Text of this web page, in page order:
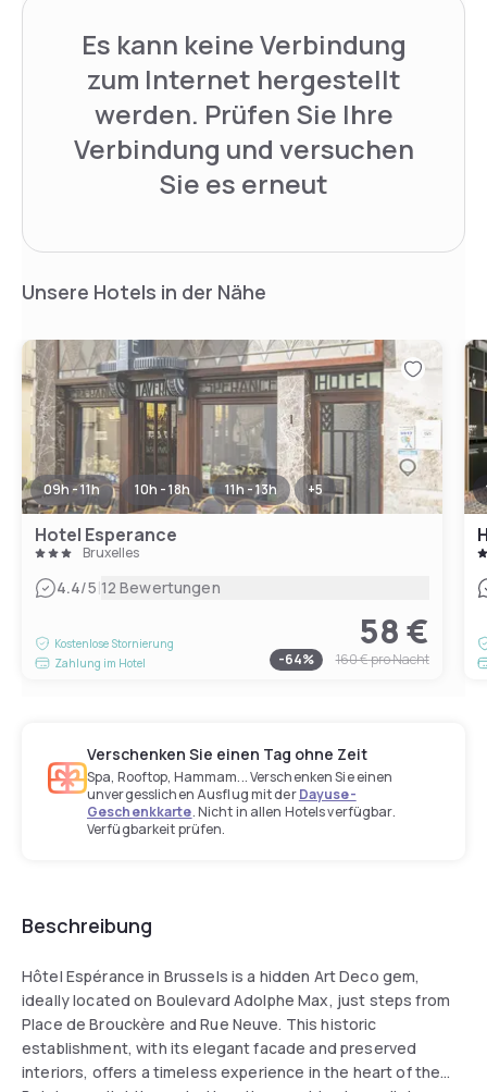
Es kann keine Verbindung
zum Internet hergestellt
werden. Prüfen Sie Ihre
Verbindung und versuchen
Sie es erneut
Unsere Hotels in der Nähe
09h - 11h 10h - 18h 11h - 13h +5
Hotel Esperance
Bruxelles
4.4/5|12 Bewertungen
Kostenlose Stornierung
Zahlung im Hotel
58 €
-64% 160 €pro Nacht
Verschenken Sie einen Tag ohne Zeit
Spa, Rooftop, Hammam... Verschenken Sie einen
unvergesslichen Ausflug mit derDayuse-
Geschenkkarte. Nicht in allen Hotels verfügbar.
Verfügbarkeit prüfen.
Beschreibung
Hôtel Espérance in Brussels is a hidden Art Deco gem,
ideally located on Boulevard Adolphe Max, just steps from
Place de Brouckère and Rue Neuve. This historic
establishment, with its elegant facade and preserved
interiors, offers a timeless experience in the heart of the